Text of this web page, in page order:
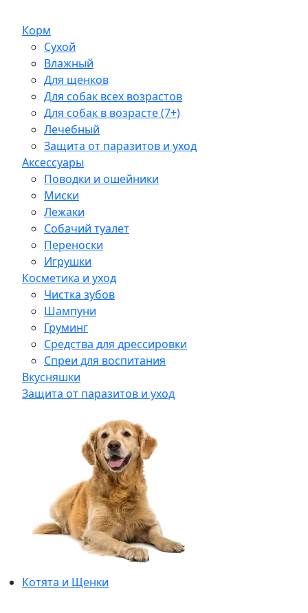
Корм
Сухой
Влажный
Для щенков
Для собак всех возрастов
Для собак в возрасте (7+)
Лечебный
Защита от паразитов и уход
Аксессуары
Поводки и ошейники
Миски
Лежаки
Собачий туалет
Переноски
Игрушки
Косметика и уход
Чистка зубов
Шампуни
Груминг
Средства для дрессировки
Спреи для воспитания
Вкусняшки
Защита от паразитов и уход
Котята и Щенки